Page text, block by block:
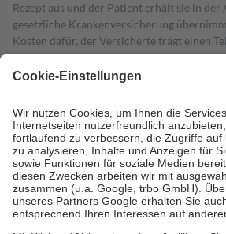
Rezept aus und der Patient erhält sie in der
gesetzliche Krankenversicherung
Kosten dafür, der Versicherte trägt einen
mit.
Grundsätzlich leisten Mitglieder
höchstens zehn Euro.
Es sind jedoch nie
Kosten der Leistung zu entrichten.
Diese Regeln gelten grundsätzlich auch für
Bei Heilmitteln und häuslicher
Zuzahlung zehn Prozent der Kosten sowie
Verordnung.
Um das Engagement der Versicherten für
stärken und die besondere Stellung der